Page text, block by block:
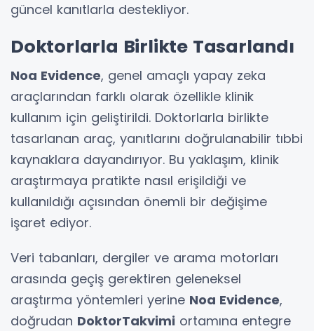
güncel kanıtlarla destekliyor.
Doktorlarla Birlikte Tasarlandı
Noa Evidence, genel amaçlı yapay zeka
araçlarından farklı olarak özellikle klinik
kullanım için geliştirildi. Doktorlarla birlikte
tasarlanan araç, yanıtlarını doğrulanabilir tıbbi
kaynaklara dayandırıyor. Bu yaklaşım, klinik
araştırmaya pratikte nasıl erişildiği ve
kullanıldığı açısından önemli bir değişime
işaret ediyor.
Veri tabanları, dergiler ve arama motorları
arasında geçiş gerektiren geleneksel
araştırma yöntemleri yerine Noa Evidence,
doğrudan DoktorTakvimi ortamına entegre